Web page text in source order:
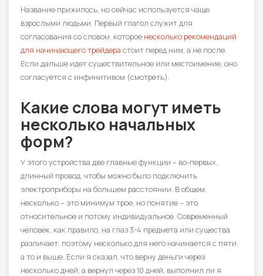
Название прижилось, но сейчас используется чаще
взрослыми людьми. Первый глагол служит для
согласования со словом, которое несколько рекомендаций
для начинающего трейдера стоит перед ним, а не после.
Если дальше идет существительное или местоимение, оно
согласуется с инфинитивом (смотреть).
Какие слова могут иметь
несколько начальных
форм?
У этого устройства две главные функции – во-первых,
длинный провод, чтобы можно было подключить
электроприборы на большем расстоянии. В общем,
несколько – это минимум трое, но понятие – это
относительное и потому индивидуальное. Современный
человек, как правило, на глаз 3-4 предмета или существа
различает, поэтому несколько для него начинается с пяти,
а то и выше. Если я сказал, что верну деньги через
несколько дней, а вернул через 10 дней, выполнил ли я